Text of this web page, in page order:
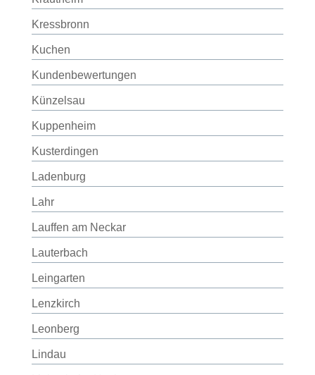
Kressbronn
Kuchen
Kundenbewertungen
Künzelsau
Kuppenheim
Kusterdingen
Ladenburg
Lahr
Lauffen am Neckar
Lauterbach
Leingarten
Lenzkirch
Leonberg
Lindau